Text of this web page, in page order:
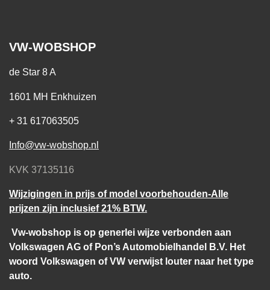
VW-WOBSHOP
de Star 8 A
1601 MH Enkhuizen
+ 31 617063505
Info@vw-wobshop.nl
KVK 37135116
Wijzigingen in prijs of model voorbehouden-Alle
prijzen zijn inclusief 21% BTW.
Vw-wobshop is op generlei wijze verbonden aan
Volkswagen AG of Pon’s Automobielhandel B.V. Het
woord Volkswagen of VW verwijst louter naar het type
auto.